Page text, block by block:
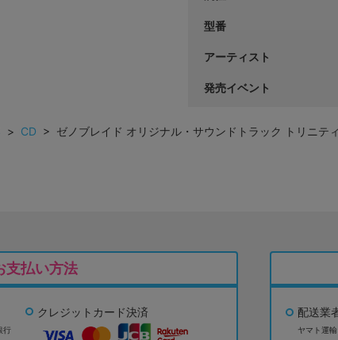
型番
アーティスト
発売イベント
> CD > ゼノブレイド オリジナル・サウンドトラック トリニテ
支払い方法
行
クレジットカード決済 配送業
ヤマト運